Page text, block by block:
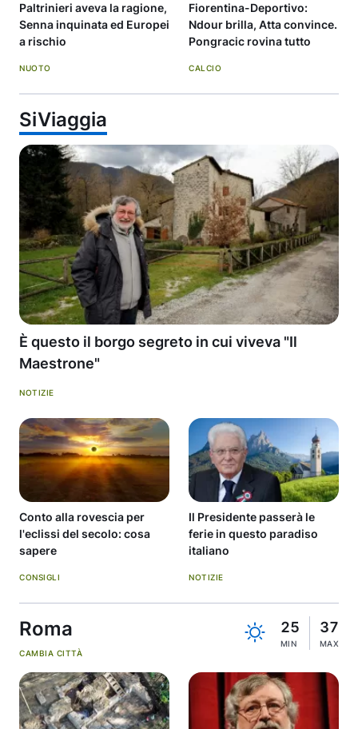
Paltrinieri aveva la ragione,
Senna inquinata ed Europei
a rischio
NUOTO
Fiorentina-Deportivo:
Ndour brilla, Atta convince.
Pongracic rovina tutto
CALCIO
SiViaggia
È questo il borgo segreto in cui viveva "Il
Maestrone"
NOTIZIE
Conto alla rovescia per
l'eclissi del secolo: cosa
sapere
CONSIGLI
Il Presidente passerà le
ferie in questo paradiso
italiano
NOTIZIE
Roma
CAMBIA CITTÀ
25
MIN
37
MAX